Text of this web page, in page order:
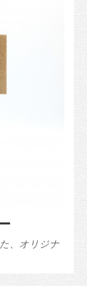
、オリジナ